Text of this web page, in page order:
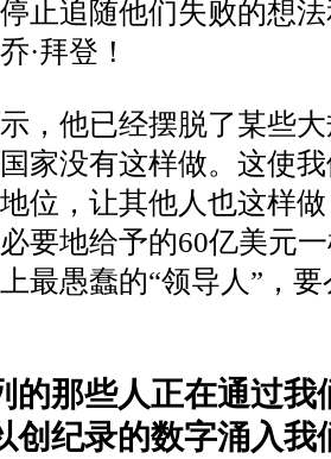
止追随他们失败的想
·拜登！
，他已经摆脱了某些
家没有这样做。这使
位，让其他人也这样
要地给予的60亿美元
最愚蠢的“领导人 ” ，
的那些人正在通过我
创纪录的数字涌入我